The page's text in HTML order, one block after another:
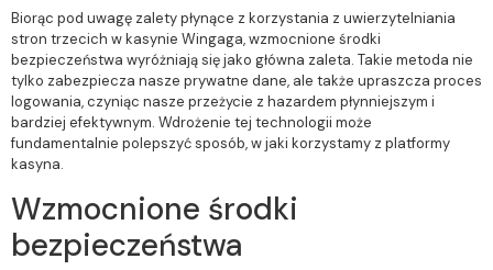
Biorąc pod uwagę zalety płynące z korzystania z uwierzytelniania
stron trzecich w kasynie Wingaga, wzmocnione środki
bezpieczeństwa wyróżniają się jako główna zaleta. Takie metoda nie
tylko zabezpiecza nasze prywatne dane, ale także upraszcza proces
logowania, czyniąc nasze przeżycie z hazardem płynniejszym i
bardziej efektywnym. Wdrożenie tej technologii może
fundamentalnie polepszyć sposób, w jaki korzystamy z platformy
kasyna.
Wzmocnione środki
bezpieczeństwa